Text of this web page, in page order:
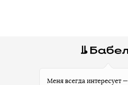
Меня всегда интересует —